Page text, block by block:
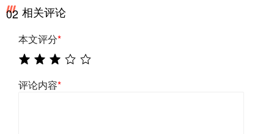
02 相关评论
本文评分*
评论内容*